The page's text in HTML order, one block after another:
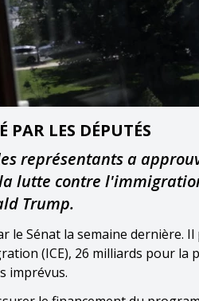
PAR LES DÉPUTÉS
représentants a
lutte contre
Trump.
le Sénat la semaine dernière.
(ICE), 26 milliards pour la
imprévus.